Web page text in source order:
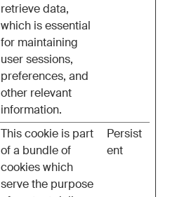
retrieve data,
which is essential
for maintaining
user sessions,
preferences, and
other relevant
information.
This cookie is part
of a bundle of
cookies which
serve the purpose
Persist
ent